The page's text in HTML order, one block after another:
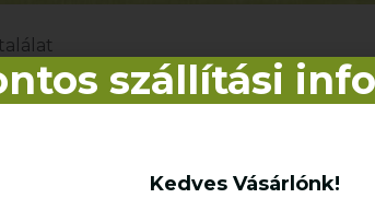
szállítási
Kedves Vásárlónk!